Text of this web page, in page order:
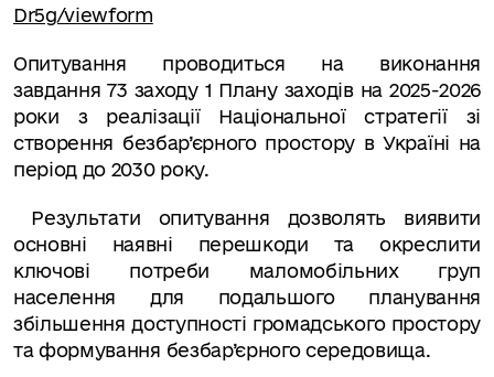
Dr5g/viewform
Опитування проводиться на виконання
завдання 73 заходу 1 Плану заходів на 2025-2026
роки з реалізації Національної стратегії зі
створення безбар’єрного простору в Україні на
період до 2030 року.
Результати опитування дозволять виявити
основні наявні перешкоди та окреслити
ключові потреби маломобільних груп
населення для подальшого планування
збільшення доступності громадського простору
та формування безбар’єрного середовища.